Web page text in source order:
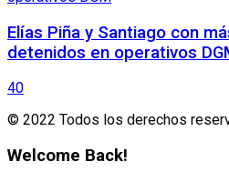
Elías Piña y Santiago con
detenidos en operativos
40
© 2022 Todos los derechos
Welcome Back!